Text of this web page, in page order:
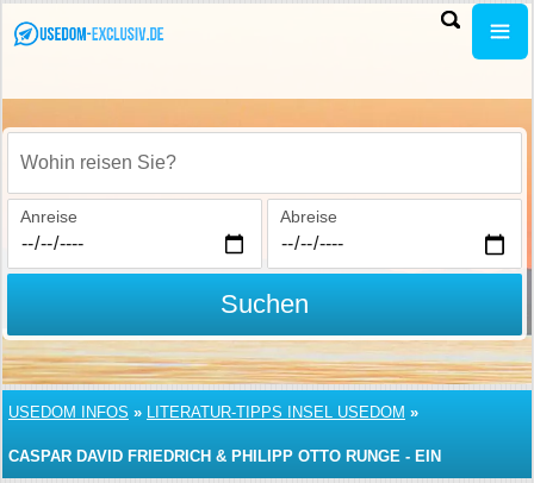
Wohin reisen Sie?
Anreise Abreise
Suchen
USEDOM INFOS » LITERATUR-TIPPS INSEL USEDOM »
CASPAR DAVID FRIEDRICH & PHILIPP OTTO RUNGE - EIN